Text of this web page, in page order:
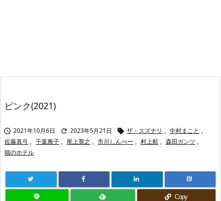
ピンク(2021)
 2021年10月6日  2023年5月21日  ザ・スズナリ , 中村まこと ,
佐藤真弓 , 千葉雅子 , 尾上寛之 , 市川しんぺー , 村上航 , 森田ガンツ ,
猫のホテル
B!
Copy